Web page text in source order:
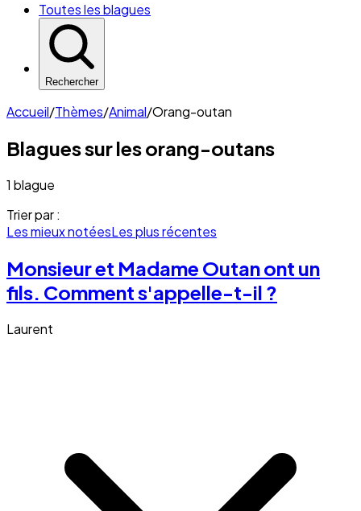
Toutes les blagues
Rechercher
Accueil/Thèmes/Animal/Orang-outan
Blagues sur lesorang-outans
1 blague
Trier par :
Les mieux notéesLes plus récentes
Monsieur et Madame Outan ont un
fils. Comment s'appelle-t-il ?
Laurent